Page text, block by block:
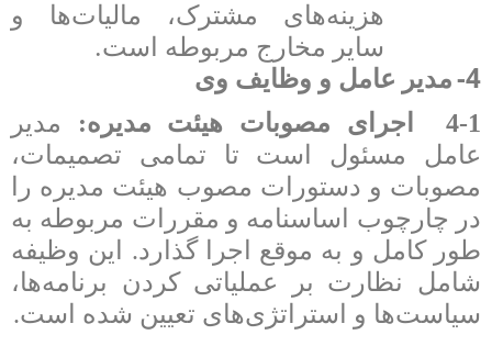
هزینه‌های مشترک، مالیات‌ها و
سایر مخارج مربوطه است.
4- مدیر عامل و وظایف وی
4-1 اجرای مصوبات هیئت مدیره:
مدیر
عامل مسئول است تا تمامی تصمیمات،
مصوبات و دستورات مصوب هیئت مدیره را
در چارچوب اساسنامه و مقررات مربوطه به
طور کامل و به موقع اجرا گذارد. این وظیفه
شامل نظارت بر عملیاتی کردن برنامه‌ها،
سیاست‌ها و استراتژی‌های تعیین شده است.